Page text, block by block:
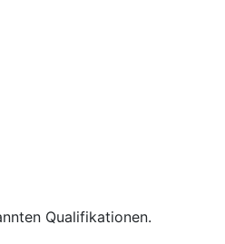
Qualifikationen.